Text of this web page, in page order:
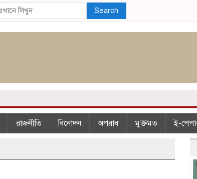
Search
রাজনীতি বিনোদন অপরাধ মুক্তমত ই-